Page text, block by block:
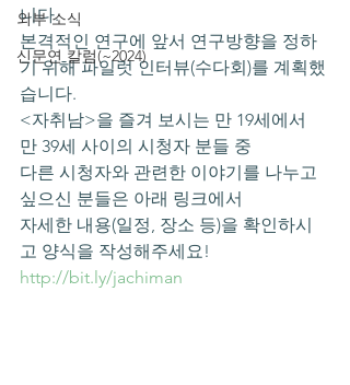
외부 소식
신문연 칼럼(~2024)
니다.
본격적인 연구에 앞서 연구방향을 정하
기 위해 파일럿 인터뷰(수다회)를 계획했
습니다.
<자취남>을 즐겨 보시는 만 19세에서
만 39세 사이의 시청자 분들 중
다른 시청자와 관련한 이야기를 나누고
싶으신 분들은 아래 링크에서
자세한 내용(일정, 장소 등)을 확인하시
고 양식을 작성해주세요!
http://bit.ly/jachiman